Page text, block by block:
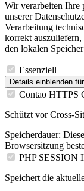
Wir verarbeiten Ihre
unserer
Verarbeitung
korrekt
den lokalen
Essenziell
Details einblenden
Contao HTTPS
Schützt vor Cross-
Speicherdauer:
Browsersitzung
PHP SESSION
Speichert die